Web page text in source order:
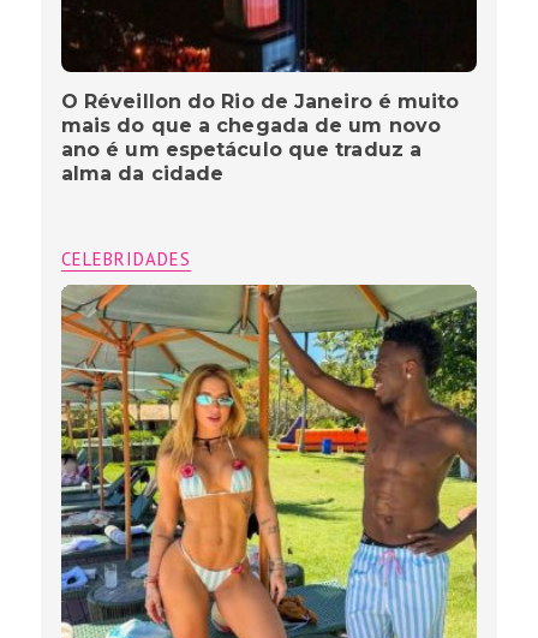
O Réveillon do Rio de Janeiro é muito
mais do que a chegada de um novo
ano é um espetáculo que traduz a
alma da cidade
CELEBRIDADES